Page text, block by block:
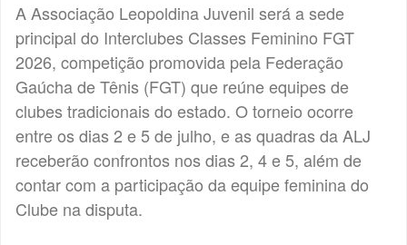
A Associação Leopoldina Juvenil será a sede
principal do Interclubes Classes Feminino FGT
2026, competição promovida pela Federação
Gaúcha de Tênis (FGT) que reúne equipes de
clubes tradicionais do estado. O torneio ocorre
entre os dias 2 e 5 de julho, e as quadras da ALJ
receberão confrontos nos dias 2, 4 e 5, além de
contar com a participação da equipe feminina do
Clube na disputa.